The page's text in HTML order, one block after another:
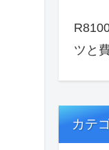
ツと
カテ